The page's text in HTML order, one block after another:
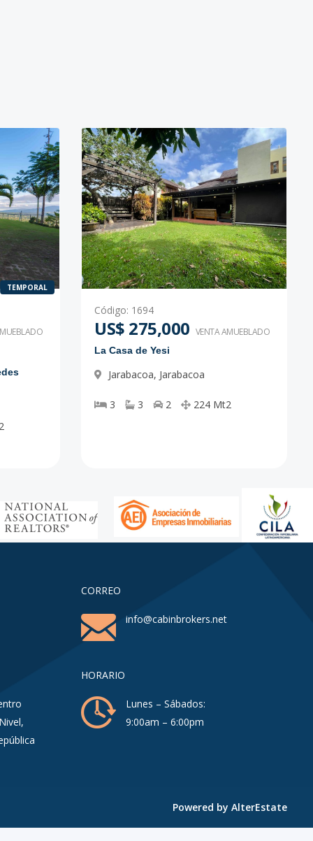
TEMPORAL
Código: 1694
US$ 275,000 VENTA AMUEBLADO
La Casa de Yesi
Jarabacoa, Jarabacoa
3 3 2 224 Mt2
CORREO
info@cabinbrokers.net
HORARIO
Lunes – Sábados:
9:00am – 6:00pm
Powered by AlterEstate